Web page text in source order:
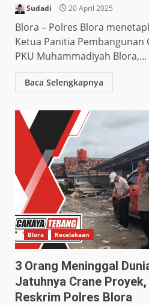
Sudadi 20 April 2025
Blora – Polres Blora
Ketua Panitia Pembangunan
PKU Muhammadiyah Blora,...
Baca Selengkapnya
Blora Kecelakaan
3 Orang Meninggal
Jatuhnya Crane
Reskrim Polres Blora